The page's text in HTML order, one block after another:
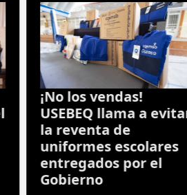
¡No los vendas!
USEBEQ llama a evitar
la reventa de
uniformes escolares
entregados por el
Gobierno